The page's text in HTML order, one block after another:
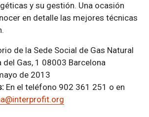
y su gestión. Una ocasión
en detalle las mejores técnicas
de la Sede Social de Gas Natural
del Gas, 1 08003 Barcelona
de 2013
En el teléfono 902 361 251 o en